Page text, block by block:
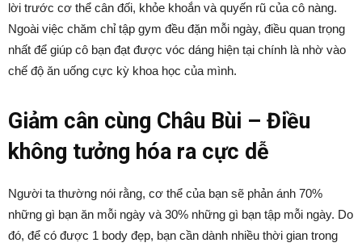
lời trước cơ thể cân đối, khỏe khoắn và quyến rũ của cô nàng.
Ngoài việc chăm chỉ tập gym đều đặn mỗi ngày, điều quan trọng
nhất để giúp cô bạn đạt được vóc dáng hiện tại chính là nhờ vào
chế độ ăn uống cực kỳ khoa học của mình.
Giảm cân cùng Châu Bùi – Điều
không tưởng hóa ra cực dễ
Người ta thường nói rằng, cơ thể của bạn sẽ phản ánh 70%
những gì bạn ăn mỗi ngày và 30% những gì bạn tập mỗi ngày. Do
đó, để có được 1 body đẹp, bạn cần dành nhiều thời gian trong